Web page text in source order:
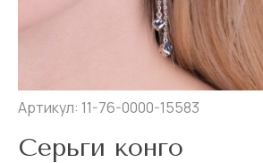
Артикул: 11-76-0000-15583
Серьги конго